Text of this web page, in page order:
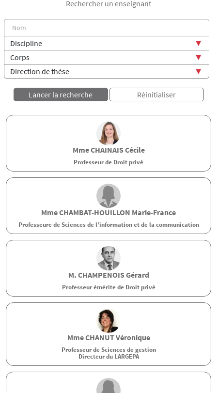
Rechercher un enseignant
MmeCHAINAISCécile
Professeur de Droit privé
MmeCHAMBAT-HOUILLON Marie-France
Professeure de Sciences de l'information et de la communication
M. CHAMPENOISGérard
Professeur émérite de Droit privé
MmeCHANUTVéronique
Professeur de Sciences de gestion
Directeur du LARGEPA